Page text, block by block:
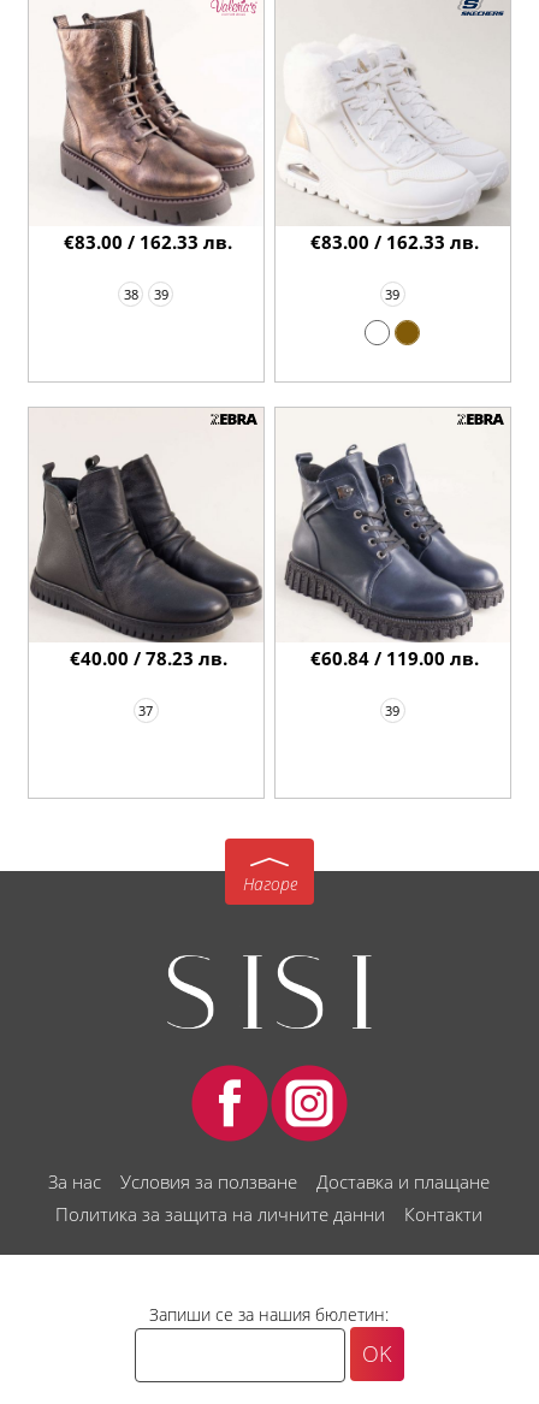
38 39
€83.00 / 162.33 лв.
39
€83.00 / 162.33 лв.
37
€40.00 / 78.23 лв.
39
€60.84 / 119.00 лв.
Нагоре
За нас Условия за ползване
Доставка и плащане
Политика за защита на личните данни
Контакти
Запиши се за нашия бюлетин: